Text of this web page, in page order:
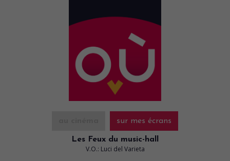
sur mes écrans
Les Feux du music-hall
V.O.: Luci del Varieta